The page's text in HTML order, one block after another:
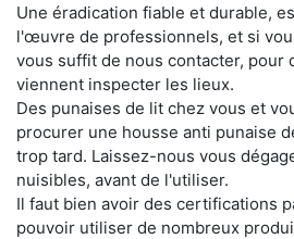
Une éradication fiable et durable,
l'œuvre de professionnels, et si
vous suffit de nous contacter, pour
viennent inspecter les lieux.
Des punaises de lit chez vous et
procurer une housse anti punaise
trop tard. Laissez-nous vous
nuisibles, avant de l'utiliser.
Il faut bien avoir des certifications
pouvoir utiliser de nombreux